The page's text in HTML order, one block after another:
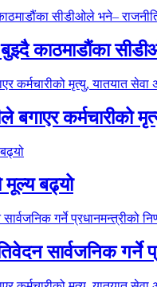
काठमाडौंका
बगाएर कर्मचारीको
मूल्य बढ्यो
सार्वजनिक गर्ने